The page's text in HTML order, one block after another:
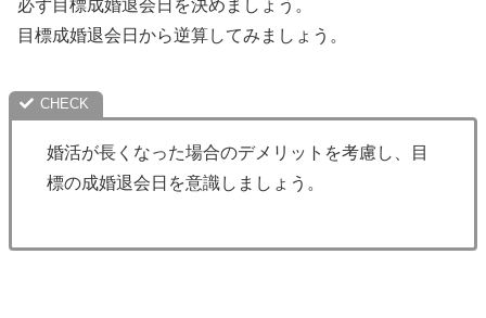
必ず目標成婚退会日を決めましょう。
目標成婚退会日から逆算してみましょう。
婚活が長くなった場合のデメリットを考慮し、目
標の成婚退会日を意識しましょう。